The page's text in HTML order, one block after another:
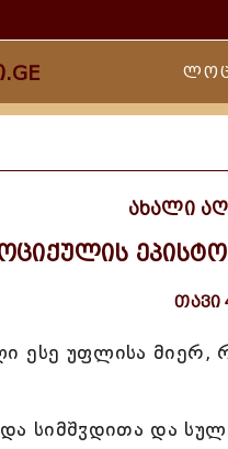
ახალი
თავი
ესე უფლისა მიერ,
სიმშჳდითა და